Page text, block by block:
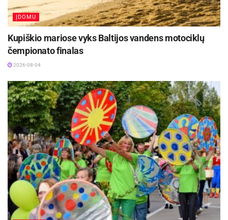
ĮDOMU
Kupiškio mariose vyks Baltijos vandens motociklų
čempionato finalas
2026-08-04